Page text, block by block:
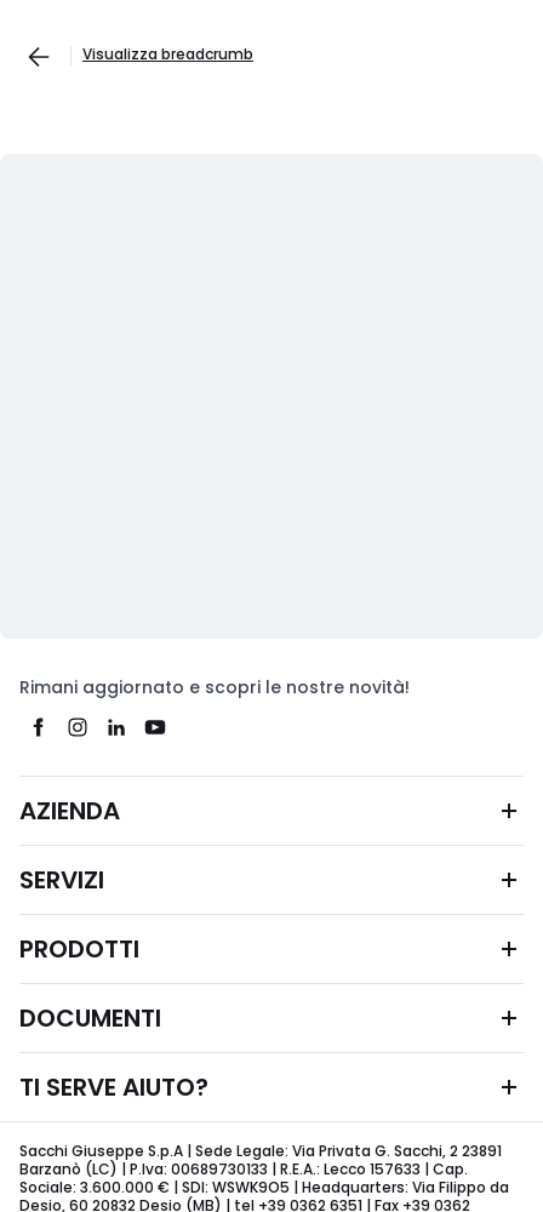
Visualizza breadcrumb
Rimani aggiornato e scopri le nostre novità!
AZIENDA
SERVIZI
PRODOTTI
DOCUMENTI
TI SERVE AIUTO?
Sacchi Giuseppe S.p.A | Sede Legale: Via Privata G. Sacchi, 2 23891
Barzanò (LC) | P.Iva: 00689730133 | R.E.A.: Lecco 157633 | Cap.
Sociale: 3.600.000 € | SDI: WSWK9O5 | Headquarters: Via Filippo da
Desio, 60 20832 Desio (MB) | tel +39 0362 6351 | Fax +39 0362